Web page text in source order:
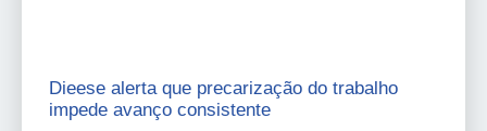
Dieese alerta que precarização do trabalho
impede avanço consistente